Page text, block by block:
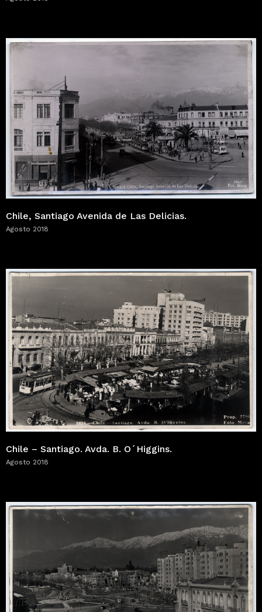
Chile, Santiago Avenida de Las Delicias.
Agosto 2018
Chile – Santiago. Avda. B. O´Higgins.
Agosto 2018